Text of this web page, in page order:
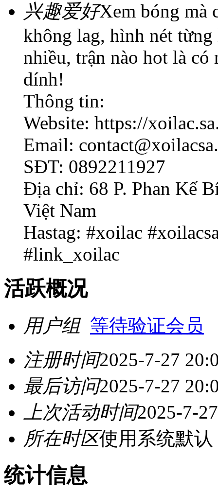
兴趣爱好Xem bóng mà
không lag, hình nét
nhiều, trận nào hot là có
dính!
Thông tin:
Website: https://
Email:
SĐT: 0892211927
Địa chỉ: 68 P. Phan Kế
Việt Nam
Hastag: #xoilac
#link_xoilac
活跃概况
用户组 等待验证会员
注册时间2025-7-27
最后访问2025-7-27
上次活动时间2025-7-
所在时区使用系统默认
统计信息